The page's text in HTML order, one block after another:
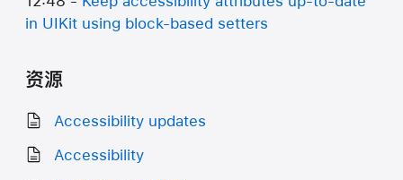
in UIKit using block-based setters
资源
Accessibility updates
Accessibility